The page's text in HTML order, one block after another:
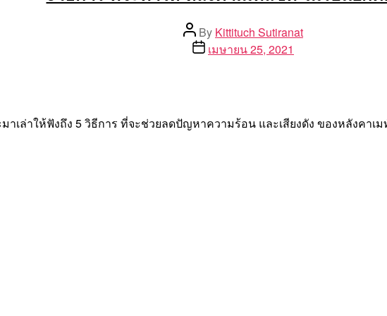
Post
author
By Kittituch Sutiranat
Postเมษายน 25, 2021
าเล่าให้ฟังถึง 5 วิธีการ ที่จะช่วยลดปัญหาความร้อน และเสียงดัง ของหลังคาเ